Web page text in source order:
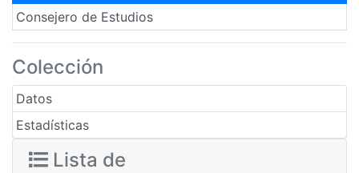
Consejero de Estudios
Colección
Datos
Estadísticas
Lista de